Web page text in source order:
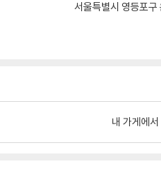
서울특별시 영등포
내 가게에서